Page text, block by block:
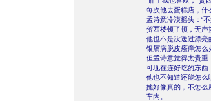
每次他去蛋糕店，什
孟诗意冷漠摇头：“不
贺西楼顿了顿，无声
他也不是没送过漂亮
银屑病脱皮瘙痒怎么
但孟诗意觉得太贵重
可现在连好吃的东西
他也不知道还能怎么
她好像真的，不怎
车内。